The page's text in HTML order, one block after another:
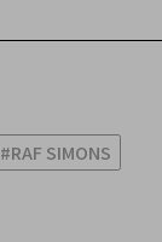
#RAF SIMONS